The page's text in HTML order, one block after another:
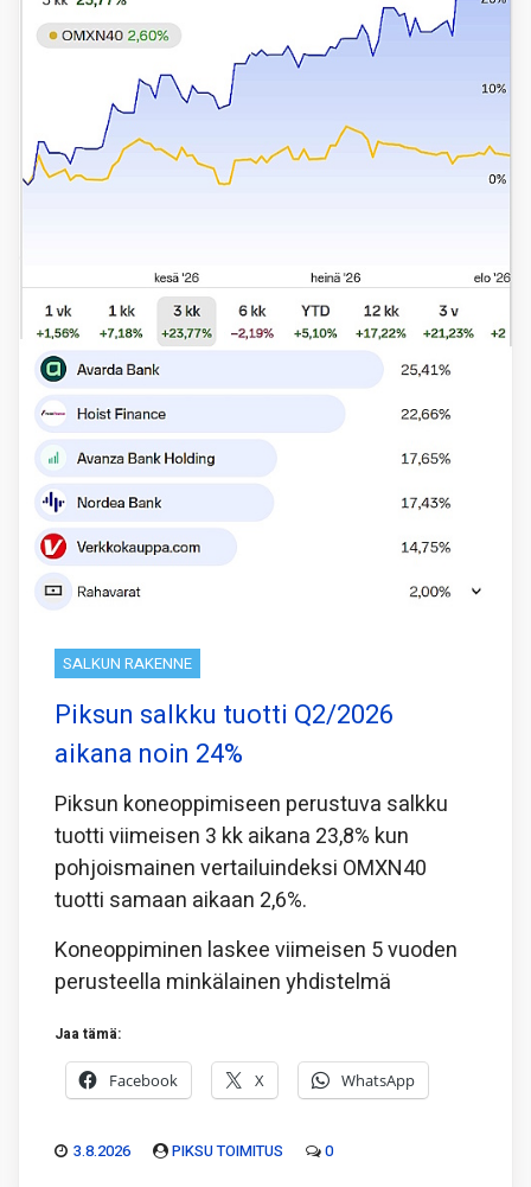
SALKUN RAKENNE
Piksun salkku tuotti Q2/2026
aikana noin 24%
Piksun koneoppimiseen perustuva salkku
tuotti viimeisen 3 kk aikana 23,8% kun
pohjoismainen vertailuindeksi OMXN40
tuotti samaan aikaan 2,6%.
Koneoppiminen laskee viimeisen 5 vuoden
perusteella minkälainen yhdistelmä
Jaa tämä:
Facebook X WhatsApp
3.8.2026 PIKSU TOIMITUS 0